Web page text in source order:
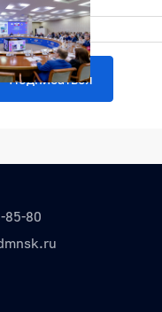
почта*
Подписаться
85-80